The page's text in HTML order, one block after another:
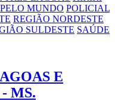
MUNDO POLICIAL
REGIÃO NORDESTE
SULDESTE SAÚDE
E
MS.